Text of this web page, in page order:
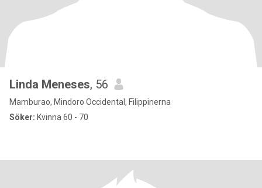
Linda Meneses, 56
Mamburao, Mindoro Occidental, Filippinerna
Söker: Kvinna 60 - 70